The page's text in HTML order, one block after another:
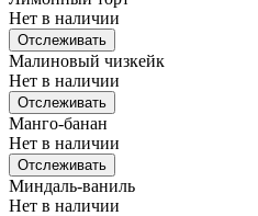
Нет в наличии
Отслеживать
Малиновый чизкейк
Нет в наличии
Отслеживать
Манго-банан
Нет в наличии
Отслеживать
Миндаль-ваниль
Нет в наличии